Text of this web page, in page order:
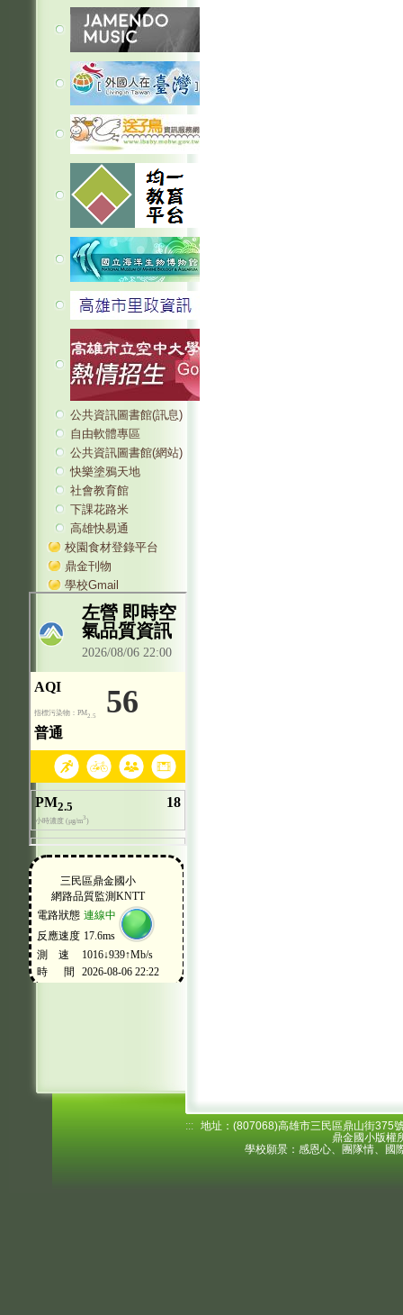
公共資訊圖書館(訊息)
自由軟體專區
公共資訊圖書館(網站)
快樂塗鴉天地
社會教育館
下課花路米
高雄快易通
校園食材登錄平台
鼎金刊物
學校Gmail
::: 地址：(807068)高雄市三民區鼎山街
鼎金國小版權
學校願景：感恩心、團隊情、國